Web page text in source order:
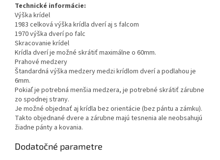
Technické informácie:
Výška krídel
1983 celková výška krídla dverí aj s falcom
1970 výška dverí po falc
Skracovanie krídel
Krídla dverí je možné skrátiť maximálne o 60mm.
Prahové medzery
Štandardná výška medzery medzi krídlom dverí a podlahou je
6mm.
Pokiaľ je potrebná menšia medzera, je potrebné skrátiť zárubne
zo spodnej strany.
Je možné objednať aj krídla bez orientácie (bez pántu a zámku).
Takto objednané dvere a zárubne majú tesnenia ale neobsahujú
žiadne pánty a kovania.
Dodatočné parametre